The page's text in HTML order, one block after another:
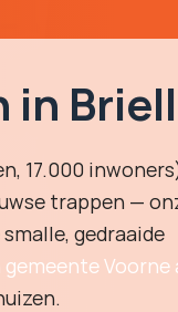
17.000
trappen —
gedraaide
Voorne